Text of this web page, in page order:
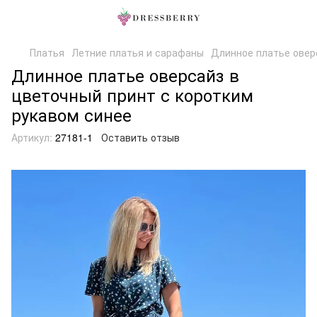
Платья Летние платья и сарафаны Длинное платье
Длинное платье оверсайз в
цветочный принт с коротким
рукавом синее
Артикул: 27181-1 Оставить отзыв